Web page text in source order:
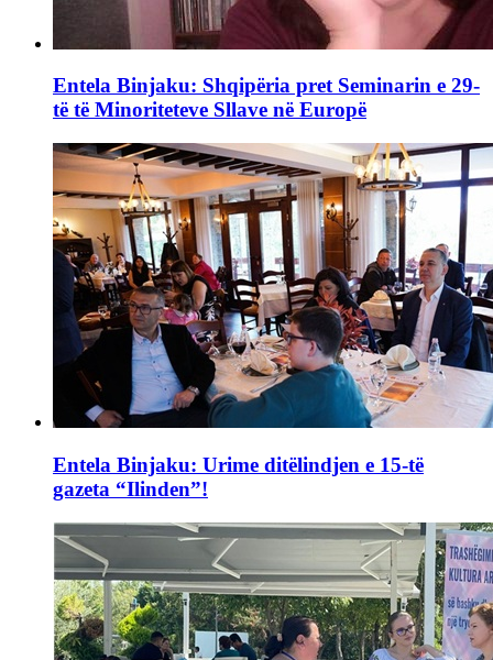
Entela Binjaku: Shqipëria pret Seminarin e 29-
të të Minoriteteve Sllave në Europë
Entela Binjaku: Urime ditëlindjen e 15-të
gazeta “Ilinden”!